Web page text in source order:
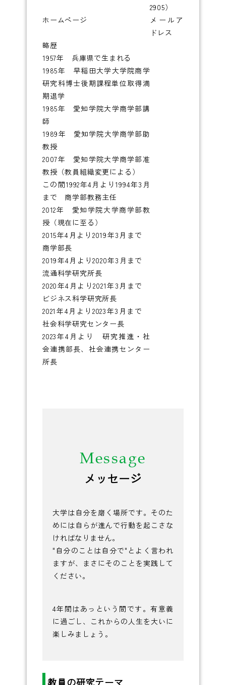
2905）
ホームページ
メールア
ドレス
略歴
1957年 兵庫県で生まれる
1985年 早稲田大学大学院商学
研究科博士後期課程単位取得満
期退学
1985年 愛知学院大学商学部講
師
1989年 愛知学院大学商学部助
教授
2007年 愛知学院大学商学部准
教授（教員組織変更による）
この間1992年4月より1994年3月
まで 商学部教務主任
2012年 愛知学院大学商学部教
授（現在に至る）
2015年4月より2019年3月まで
商学部長
2019年4月より2020年3月まで
流通科学研究所長
2020年4月より2021年3月まで
ビジネス科学研究所長
2021年4月より2023年3月まで
社会科学研究センター長
2023年4月より 研究推進・社
会連携部長、社会連携センター
所長
Message
メッセージ
大学は自分を磨く場所です。そのた
めには自らが進んで行動を起こさな
ければなりません。
"自分のことは自分で"とよく言われ
ますが、まさにそのことを実践して
ください。
4年間はあっという間です。有意義
に過ごし、これからの人生を大いに
楽しみましょう。
教員の研究テーマ